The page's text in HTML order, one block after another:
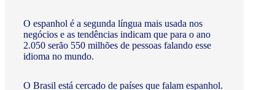
O espanhol é a segunda língua mais usada nos
negócios e as tendências indicam que para o ano
2.050 serão 550 milhões de pessoas falando esse
idioma no mundo.
O Brasil está cercado de países que falam espanhol.